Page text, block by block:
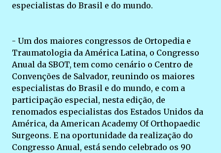
especialistas do Brasil e do mundo.
- Um dos maiores congressos de Ortopedia e
Traumatologia da América Latina, o Congresso
Anual da SBOT, tem como cenário o Centro de
Convenções de Salvador, reunindo os maiores
especialistas do Brasil e do mundo, e com a
participação especial, nesta edição, de
renomados especialistas dos Estados Unidos da
América, da American Academy Of Orthopaedic
Surgeons. E na oportunidade da realização do
Congresso Anual, está sendo celebrado os 90